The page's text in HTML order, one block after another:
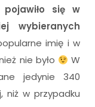
się w
wybieranych
imię i w
nie było
W
jedynie 340
niż w przypadku